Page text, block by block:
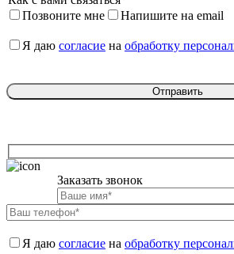
Позвоните мне
Напишите на email
Я даю согласие на обработку
Заказать звонок
Я даю согласие на обработку